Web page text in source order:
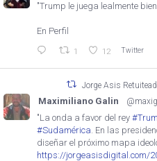
"Trump le juega lealmente
En Perfil
1 12 Twitter
Jorge Asis
Maximiliano Galin
"La onda a favor del rey
#Sudamérica . En las
diseñar el próximo mapa
https://jorgeasisdigital.com/